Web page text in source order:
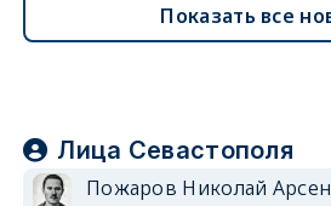
Показать все
Лица Севастополя
Пожаров Николай